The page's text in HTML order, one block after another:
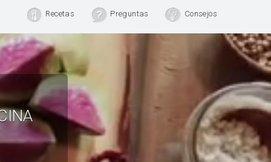
Recetas Preguntas Consejos